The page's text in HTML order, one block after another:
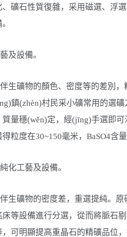
礦石性質復雜，采用磁選、浮
及設備。
生礦物的顏色、密度等的差別
鎮(zhèn)村民采小礦常用的選
量穩(wěn)定，經(jīng)手選即
粒度在30~150毫米，BaSO4含
化工藝及設備。
生礦物的密度差，重選提純。
等設備進行分選，從而將脈石
可明顯提高重晶石的精礦品位